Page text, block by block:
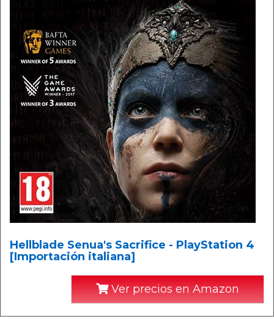
Hellblade Senua's Sacrifice - PlayStation 4
[Importación italiana]
Ver precios en Amazon